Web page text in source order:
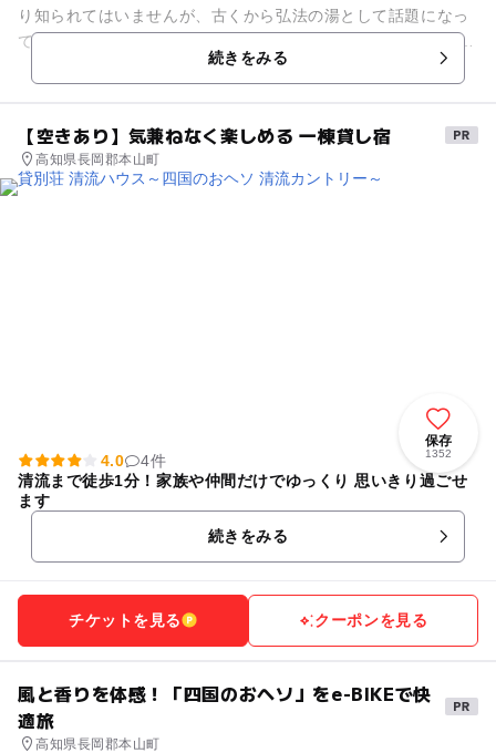
り知られてはいませんが、古くから弘法の湯として話題になっ
ている温泉のひとつです。 ここの温泉は全国でも珍しい間欠泉
が見物できるのが魅力の...続きをみる
【空きあり】気兼ねなく楽しめる 一棟貸し宿
高知県長岡郡本山町
保存
1352
4.0
4件
清流まで徒歩1分！家族や仲間だけでゆっくり 思いきり過ごせ
ます
続きをみる
チケットを見る クーポンを見る
風と香りを体感！「四国のおヘソ」をe-BIKEで快
適旅
高知県長岡郡本山町